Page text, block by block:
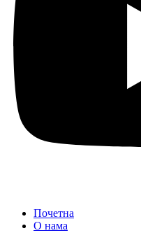
Почетна
О нама